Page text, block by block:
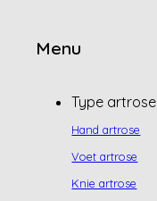
Menu
Type artrose
Hand artrose
Voet artrose
Knie artrose